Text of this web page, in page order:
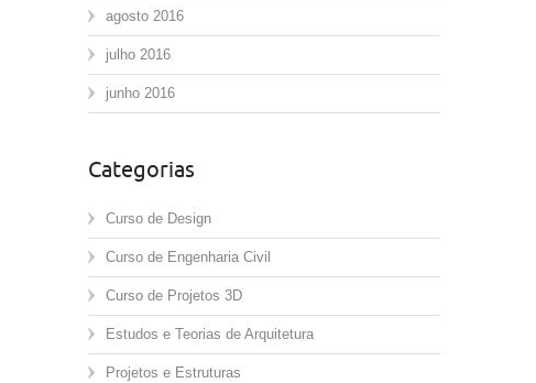
agosto 2016
julho 2016
junho 2016
Categorias
Curso de Design
Curso de Engenharia Civil
Curso de Projetos 3D
Estudos e Teorias de Arquitetura
Projetos e Estruturas